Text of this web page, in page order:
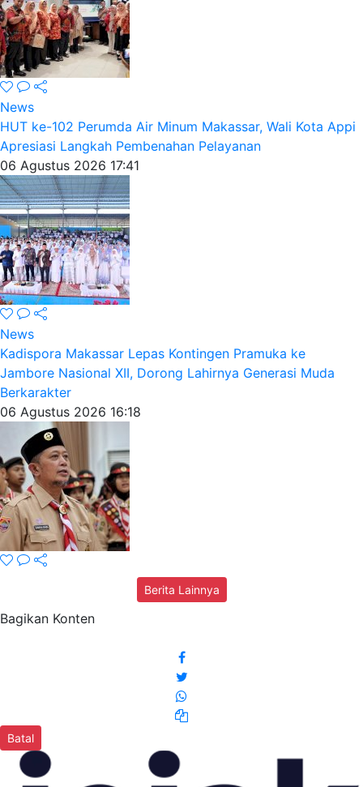
News
HUT ke-102 Perumda Air Minum Makassar, Wali Kota Appi
Apresiasi Langkah Pembenahan Pelayanan
06 Agustus 2026 17:41
News
Kadispora Makassar Lepas Kontingen Pramuka ke
Jambore Nasional XII, Dorong Lahirnya Generasi Muda
Berkarakter
06 Agustus 2026 16:18
Berita Lainnya
Bagikan Konten
Batal